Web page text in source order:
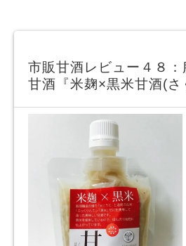
市販甘酒レビュー４８
甘酒『米麹×黒米甘酒(さ